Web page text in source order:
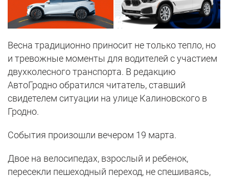
Весна традиционно приносит не только тепло, но
и тревожные моменты для водителей с участием
двухколесного транспорта. В редакцию
АвтоГродно обратился читатель, ставший
свидетелем ситуации на улице Калиновского в
Гродно.
События произошли вечером 19 марта.
Двое на велосипедах, взрослый и ребенок,
пересекли пешеходный переход, не спешиваясь,